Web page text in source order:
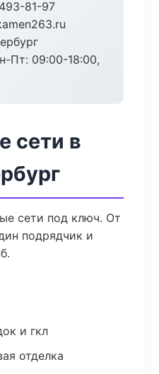
81-97
Пт: 09:00-18:00,
сети в
сети под ключ. От
подрядчик и
и гкл
отделка